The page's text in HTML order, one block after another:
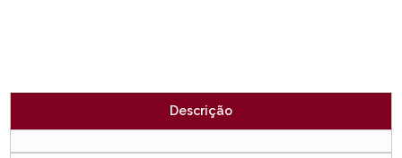
Descrição